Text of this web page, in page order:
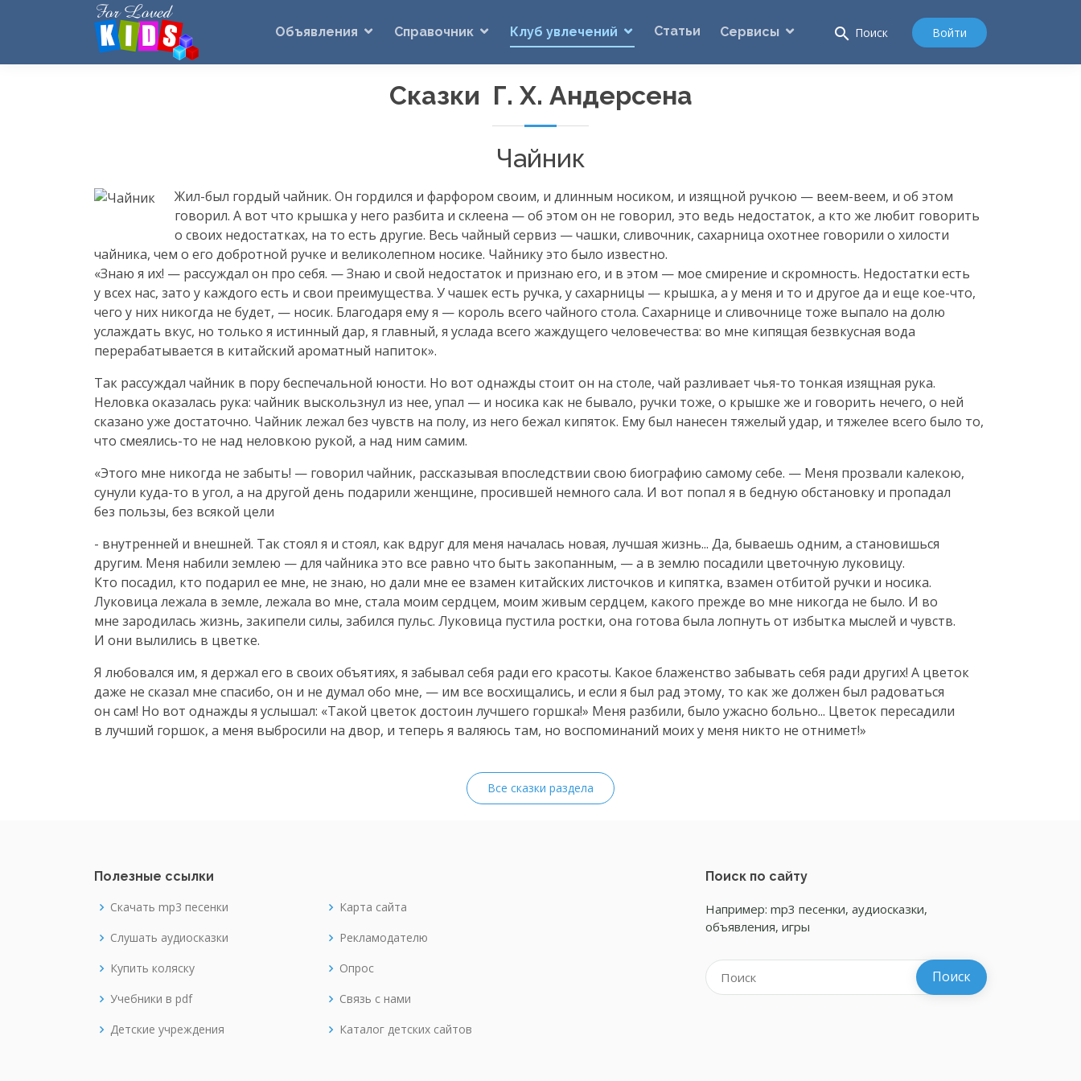
Объявления Справочник Клуб увлечений Статьи Сервисы search Поиск Войти
Сказки Г. Х. Андерсена
Чайник
Жил-был гордый чайник. Он гордился и фарфором своим, и длинным носиком, и изящной ручкою — веем-веем, и об этом
говорил. А вот что крышка у него разбита и склеена — об этом он не говорил, это ведь недостаток, а кто же любит говорить
о своих недостатках, на то есть другие. Весь чайный сервиз — чашки, сливочник, сахарница охотнее говорили о хилости
чайника, чем о его добротной ручке и великолепном носике. Чайнику это было известно.
«Знаю я их! — рассуждал он про себя. — Знаю и свой недостаток и признаю его, и в этом — мое смирение и скромность. Недостатки есть
у всех нас, зато у каждого есть и свои преимущества. У чашек есть ручка, у сахарницы — крышка, а у меня и то и другое да и еще кое-что,
чего у них никогда не будет, — носик. Благодаря ему я — король всего чайного стола. Сахарнице и сливочнице тоже выпало на долю
услаждать вкус, но только я истинный дар, я главный, я услада всего жаждущего человечества: во мне кипящая безвкусная вода
перерабатывается в китайский ароматный напиток».
Так рассуждал чайник в пору беспечальной юности. Но вот однажды стоит он на столе, чай разливает чья-то тонкая изящная рука.
Неловка оказалась рука: чайник выскользнул из нее, упал — и носика как не бывало, ручки тоже, о крышке же и говорить нечего, о ней
сказано уже достаточно. Чайник лежал без чувств на полу, из него бежал кипяток. Ему был нанесен тяжелый удар, и тяжелее всего было то,
что смеялись-то не над неловкою рукой, а над ним самим.
«Этого мне никогда не забыть! — говорил чайник, рассказывая впоследствии свою биографию самому себе. — Меня прозвали калекою,
сунули куда-то в угол, а на другой день подарили женщине, просившей немного сала. И вот попал я в бедную обстановку и пропадал
без пользы, без всякой цели
- внутренней и внешней. Так стоял я и стоял, как вдруг для меня началась новая, лучшая жизнь... Да, бываешь одним, а становишься
другим. Меня набили землею — для чайника это все равно что быть закопанным, — а в землю посадили цветочную луковицу.
Кто посадил, кто подарил ее мне, не знаю, но дали мне ее взамен китайских листочков и кипятка, взамен отбитой ручки и носика.
Луковица лежала в земле, лежала во мне, стала моим сердцем, моим живым сердцем, какого прежде во мне никогда не было. И во
мне зародилась жизнь, закипели силы, забился пульс. Луковица пустила ростки, она готова была лопнуть от избытка мыслей и чувств.
И они вылились в цветке.
Я любовался им, я держал его в своих объятиях, я забывал себя ради его красоты. Какое блаженство забывать себя ради других! А цветок
даже не сказал мне спасибо, он и не думал обо мне, — им все восхищались, и если я был рад этому, то как же должен был радоваться
он сам! Но вот однажды я услышал: «Такой цветок достоин лучшего горшка!» Меня разбили, было ужасно больно... Цветок пересадили
в лучший горшок, а меня выбросили на двор, и теперь я валяюсь там, но воспоминаний моих у меня никто не отнимет!»
Все сказки раздела
Полезные ссылки
Скачать mp3 песенки
Слушать аудиосказки
Купить коляску
Учебники в pdf
Детские учреждения
Карта сайта
Рекламодателю
Опрос
Связь с нами
Каталог детских сайтов
Поиск по сайту
Например: mp3 песенки, аудиосказки,
объявления, игры